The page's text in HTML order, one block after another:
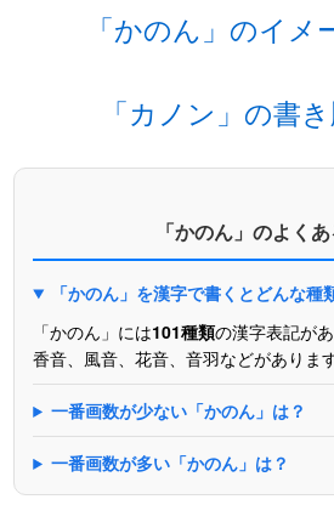
「かのん」のイメ
「カノン」の書
「かのん」のよく
「かのん」を漢字で書くとどんな種
「かのん」には101種類の漢字表記が
香音、風音、花音、音羽などがあります
一番画数が少ない「かのん」は？
一番画数が多い「かのん」は？